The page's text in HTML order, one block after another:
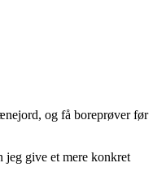
og få boreprøver før
jeg give et mere konkret